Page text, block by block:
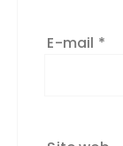
E-mail *